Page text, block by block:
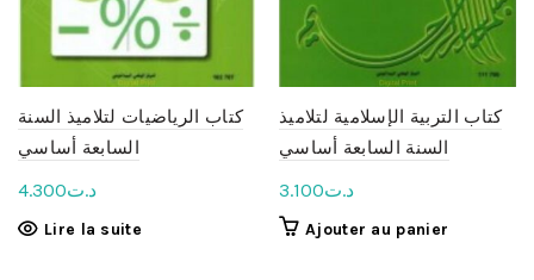
كتاب الرياضيات لتلاميذ السنة
السابعة أساسي
د.ت4.300
Lire la suite
كتاب التربية الإسلامية لتلاميذ
السنة السابعة أساسي
د.ت3.100
Ajouter au panier